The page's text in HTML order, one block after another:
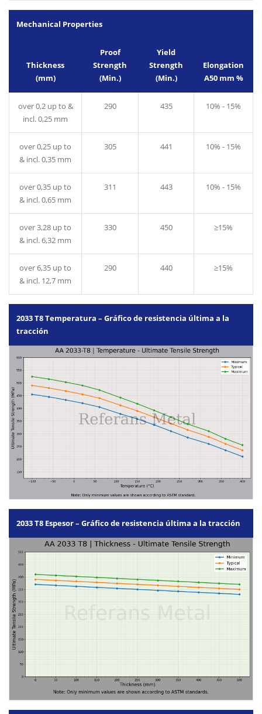
Mechanical Properties
Thickness
(mm)
Proof
Strength
(Min.)
Yield
Strength
(Min.)
Elongation
A50 mm %
over 0,2 up to &
incl. 0,25 mm
290 435 10% - 15%
over 0,25 up to
& incl. 0,35 mm
305 441 10% - 15%
over 0,35 up to
& incl. 0,65 mm
311 443 10% - 15%
over 3,28 up to
& incl. 6,32 mm
330 450 ≥15%
over 6,35 up to
& incl. 12,7 mm
290 440 ≥15%
2033 T8 Temperatura – Gráfico de resistencia última a la
tracción
2033 T8 Espesor – Gráfico de resistencia última a la tracción